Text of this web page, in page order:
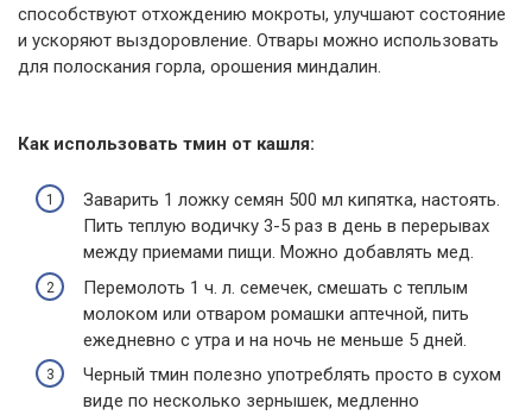
способствуют отхождению мокроты, улучшают состояние
и ускоряют выздоровление. Отвары можно использовать
для полоскания горла, орошения миндалин.
Как использовать тмин от кашля:
Заварить 1 ложку семян 500 мл кипятка, настоять.
Пить теплую водичку 3-5 раз в день в перерывах
между приемами пищи. Можно добавлять мед.
Перемолоть 1 ч. л. семечек, смешать с теплым
молоком или отваром ромашки аптечной, пить
ежедневно с утра и на ночь не меньше 5 дней.
Черный тмин полезно употреблять просто в сухом
виде по несколько зернышек, медленно